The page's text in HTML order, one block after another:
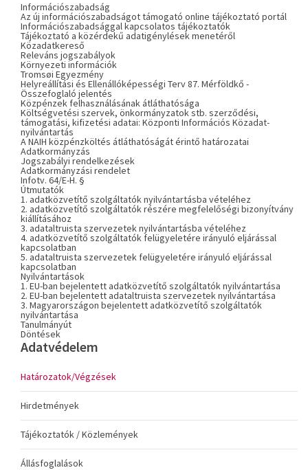
Információszabadság
Az új információszabadságot támogató online tájékoztató portál
Információszabadsággal kapcsolatos tájékoztatók
Tájékoztató a közérdekű adatigénylések menetéről
Közadatkereső
Releváns jogszabályok
Környezeti információk
Tromsøi Egyezmény
Helyreállítási és Ellenállóképességi Terv 87. Mérföldkő -
Összefoglaló jelentés
Közpénzek felhasználásának átláthatósága
Költségvetési szervek, önkormányzatok stb. szerződési,
támogatási, kifizetési adatai: Központi Információs Közadat-
nyilvántartás
A NAIH közpénzköltés átláthatóságát érintő határozatai
Adatkormányzás
Jogszabályi rendelkezések
Adatkormányzási rendelet
Infotv. 64/E-H. §
Útmutatók
1. adatközvetítő szolgáltatók nyilvántartásba vételéhez
2. adatközvetítő szolgáltatók részére megfelelőségi bizonyítvány
kiállításához
3. adataltruista szervezetek nyilvántartásba vételéhez
4. adatközvetítő szolgáltatók felügyeletére irányuló eljárással
kapcsolatban
5. adataltruista szervezetek felügyeletére irányuló eljárással
kapcsolatban
Nyilvántartások
1. EU-ban bejelentett adatközvetítő szolgáltatók nyilvántartása
2. EU-ban bejelentett adataltruista szervezetek nyilvántartása
3. Magyarországon bejelentett adatközvetítő szolgáltatók
nyilvántartása
Tanulmányút
Döntések
Adatvédelem
Határozatok/Végzések
Hirdetmények
Tájékoztatók / Közlemények
Állásfoglalások